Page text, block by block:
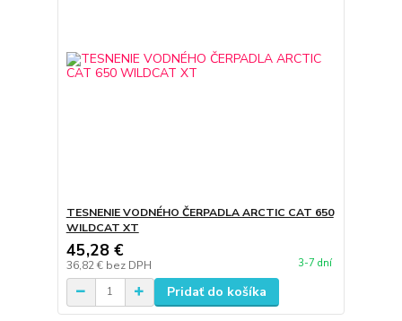
TESNENIE VODNÉHO ČERPADLA ARCTIC CAT 650
WILDCAT XT
45,28 €
36,82 € bez DPH 3-7 dní
Pridať do košíka